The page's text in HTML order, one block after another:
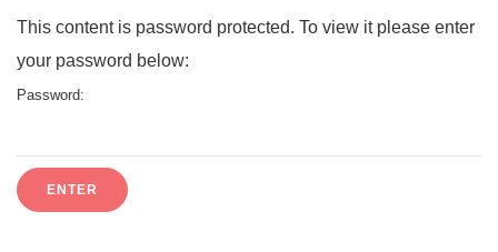
This content is password protected. To view it please enter
your password below:
Password: